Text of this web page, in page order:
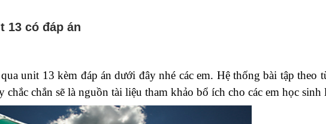
13 có đáp án
unit 13 kèm đáp án dưới đây nhé các em. Hệ thống bài tập theo
chắn sẽ là nguồn tài liệu tham khảo bổ ích cho các em học sinh